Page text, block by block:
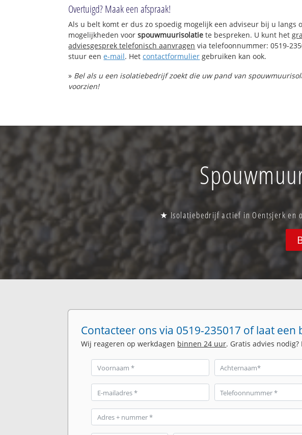
Overtuigd? Maak een afspraak!
Als u belt komt er dus zo spoedig mogelijk een adviseur bij u langs
mogelijkheden voorspouwmuurisolatie te bespreken. U kunt het
adviesgesprek telefonisch aanvragen via telefoonnummer: 0519-
stuur eene-mail. Hetcontactformulier gebruiken kan ook.
» Bel als u een isolatiebedrijf zoekt die uw pand van
voorzien!
★ Isolatiebedrijf actief in Oentsjerk en
Contacteer ons via 0519-235017 of laat
Wij reageren op werkdagen binnen 24 uur. Gratis advies